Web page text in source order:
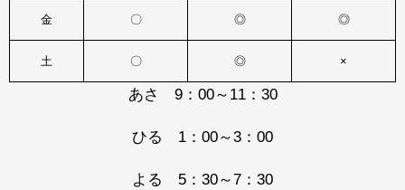
金 〇 ◎ ◎
土 〇 ◎ ×
あさ 9：00～11：30
ひる 1：00～3：00
よる 5：30～7：30